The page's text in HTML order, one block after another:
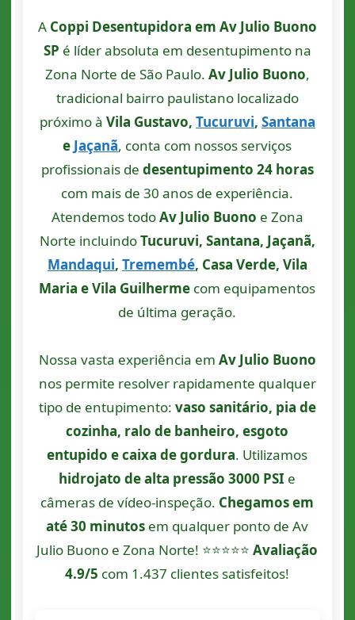
A Coppi Desentupidora em Av Julio Buono
SP é líder absoluta em desentupimento na
Zona Norte de São Paulo. Av Julio Buono,
tradicional bairro paulistano localizado
próximo à Vila Gustavo, Tucuruvi, Santana
e Jaçanã, conta com nossos serviços
profissionais de desentupimento 24 horas
com mais de 30 anos de experiência.
Atendemos todoAv Julio Buono e Zona
Norte incluindoTucuruvi, Santana, Jaçanã,
Mandaqui, Tremembé, Casa Verde, Vila
Maria e Vila Guilherme com equipamentos
de última geração.
Nossa vasta experiência em Av Julio Buono
nos permite resolver rapidamente qualquer
tipo de entupimento: vaso sanitário, pia de
cozinha, ralo de banheiro, esgoto
entupido e caixa de gordura. Utilizamos
hidrojato de alta pressão 3000 PSI e
câmeras de vídeo-inspeção. Chegamos em
até 30 minutos em qualquer ponto de Av
Julio Buono e Zona Norte! ⭐⭐⭐⭐⭐Avaliação
4.9/5 com 1.437 clientes satisfeitos!